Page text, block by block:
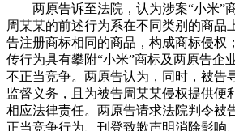
两原告诉至法院，认为涉案“小米”
周某某的前述行为系在不同类别的商品
告注册商标相同的商品，构成商标侵权
传行为具有攀附“小米”商标及两原告企
不正当竞争。两原告认为，同时，被告
监督义务，且为被告周某某侵权提供便
相应法律责任。两原告请求法院判令被
正当竞争行为、刊登致歉声明消除影响